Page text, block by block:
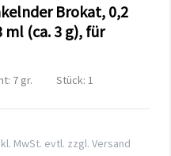
Brokat, 0,2
ml (ca. 3 g), für
7 gr.
Stück: 1
MwSt. evtl. zzgl. Versand